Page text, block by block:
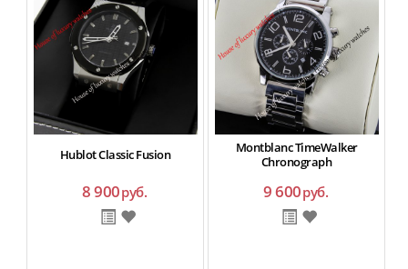
Hublot Classic Fusion
8 900руб.
Montblanc TimeWalker
Chronograph
9 600руб.